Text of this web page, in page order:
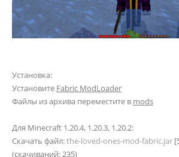
Установка:
Установите Fabric ModLoader
Файлы из архива переместите в mods
Для Minecraft 1.20.4, 1.20.3, 1.20.2:
Скачать файл:the-loved-ones-mod-fabric.jar
(cкачиваний: 235)